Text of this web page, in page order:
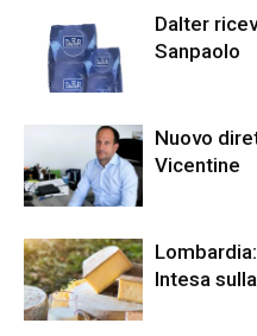
Dalter
Sanpaolo
Nuovo
Vicentine
Intesa